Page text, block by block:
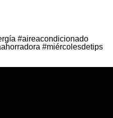
#aireacondicionado
#miércolesdetips